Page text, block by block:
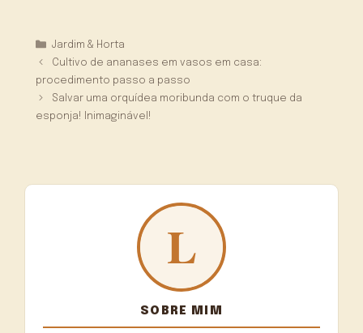
Categorias
Jardim & Horta
Cultivo de ananases em vasos em casa:
procedimento passo a passo
Salvar uma orquídea moribunda com o truque da
esponja! Inimaginável!
SOBRE MIM